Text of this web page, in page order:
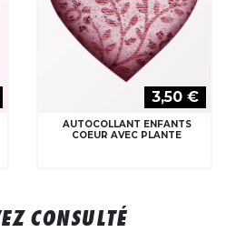
3,50 €
AUTOCOLLANT ENFANTS
COEUR AVEC PLANTE
CONSULTÉ